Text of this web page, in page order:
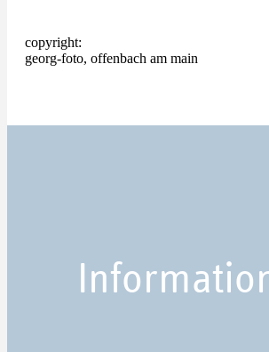
copyright:
georg-foto, offenbach am main